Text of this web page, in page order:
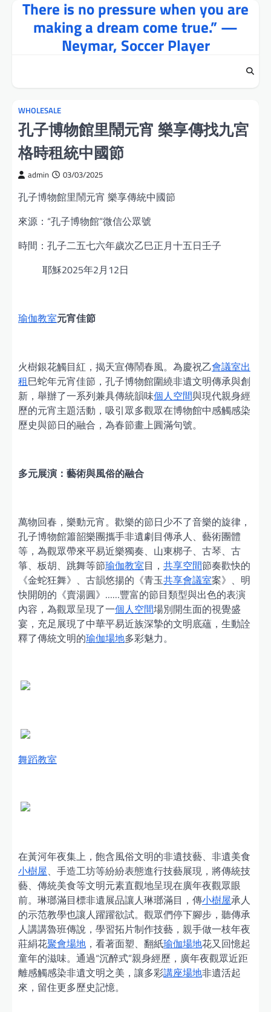
There is no pressure when you are
making a dream come true.” —
Neymar, Soccer Player
WHOLESALE
孔子博物館里鬧元宵 樂享傳找九宮
格時租統中國節
admin 03/03/2025
孔子博物館里鬧元宵 樂享傳統中國節
來源：“孔子博物館”微信公眾號
時間：孔子二五七六年歲次乙巳正月十五日壬子
耶穌2025年2月12日
瑜伽教室元宵佳節
火樹銀花觸目紅，揭天宣傳鬧春風。為慶祝乙會議室出
租巳蛇年元宵佳節，孔子博物館圍繞非遺文明傳承與創
新，舉辦了一系列兼具傳統韻味個人空間與現代親身經
歷的元宵主題活動，吸引眾多觀眾在博物館中感觸感染
歷史與節日的融合，為春節畫上圓滿句號。
多元展演：藝術與風俗的融合
萬物回春，樂動元宵。歡樂的節日少不了音樂的旋律，
孔子博物館簫韶樂團攜手非遺劇目傳承人、藝術團體
等，為觀眾帶來平易近樂獨奏、山東梆子、古琴、古
箏、板胡、跳舞等節瑜伽教室目， 共享空間節奏歡快的
《金蛇狂舞》、古韻悠揚的《青玉共享會議室案》、明
快開朗的《賣湯圓》……豐富的節目類型與出色的表演
內容，為觀眾呈現了一個人空間場別開生面的視覺盛
宴，充足展現了中華平易近族深摯的文明底蘊，生動詮
釋了傳統文明的瑜伽場地多彩魅力。
舞蹈教室
在黃河年夜集上，飽含風俗文明的非遺技藝、非遺美食
小樹屋、手造工坊等紛紛表態進行技藝展現，將傳統技
藝、傳統美食等文明元素直觀地呈現在廣年夜觀眾眼
前。琳瑯滿目標非遺展品讓人琳瑯滿目，傳小樹屋承人
的示范教學也讓人躍躍欲試。觀眾們停下腳步，聽傳承
人講講魯班傳說，學習拓片制作技藝，親手做一枝年夜
莊絹花聚會場地 ，看著面塑、翻紙瑜伽場地花又回憶起
童年的滋味。通過“沉醉式”親身經歷，廣年夜觀眾近距
離感觸感染非遺文明之美，讓多彩講座場地非遺活起
來，留住更多歷史記憶。